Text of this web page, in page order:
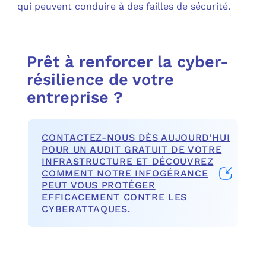
qui peuvent conduire à des failles de sécurité.
Prêt à renforcer la cyber-
résilience de votre
entreprise ?
CONTACTEZ-NOUS DÈS AUJOURD'HUI
POUR UN AUDIT GRATUIT DE VOTRE
INFRASTRUCTURE ET DÉCOUVREZ
COMMENT NOTRE INFOGÉRANCE
PEUT VOUS PROTÉGER
EFFICACEMENT CONTRE LES
CYBERATTAQUES.